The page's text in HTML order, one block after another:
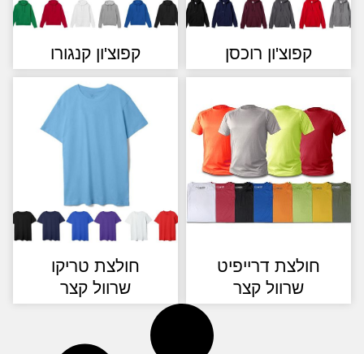
קפוצ'ון רוכסן קפוצ'ון קנגורו
חולצת דרייפיט
שרוול קצר
חולצת טריקו
שרוול קצר